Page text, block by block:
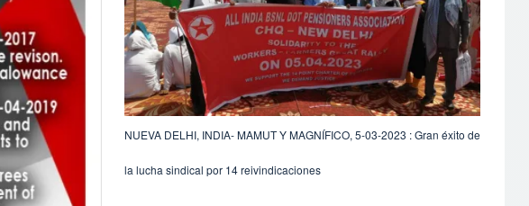
NUEVA DELHI, INDIA- MAMUT Y MAGNÍFICO, 5-03-2023 : Gran éxito de
la lucha sindical por 14 reivindicaciones